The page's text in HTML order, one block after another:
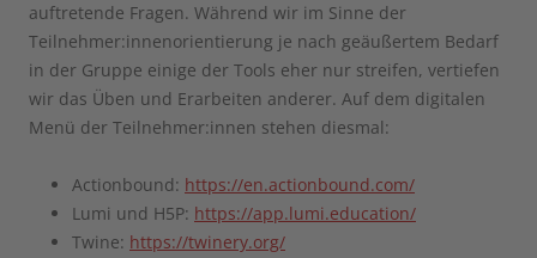
auftretende Fragen. Während wir im Sinne der
Teilnehmer:innenorientierung je nach geäußertem Bedarf
in der Gruppe einige der Tools eher nur streifen, vertiefen
wir das Üben und Erarbeiten anderer. Auf dem digitalen
Menü der Teilnehmer:innen stehen diesmal:
Actionbound: https://en.actionbound.com/
Lumi und H5P: https://app.lumi.education/
Twine: https://twinery.org/